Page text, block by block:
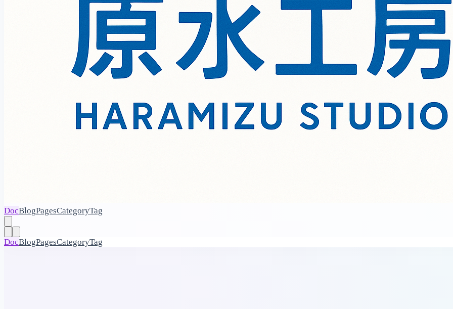
DocBlogPagesCategoryTag
DocBlogPagesCategoryTag